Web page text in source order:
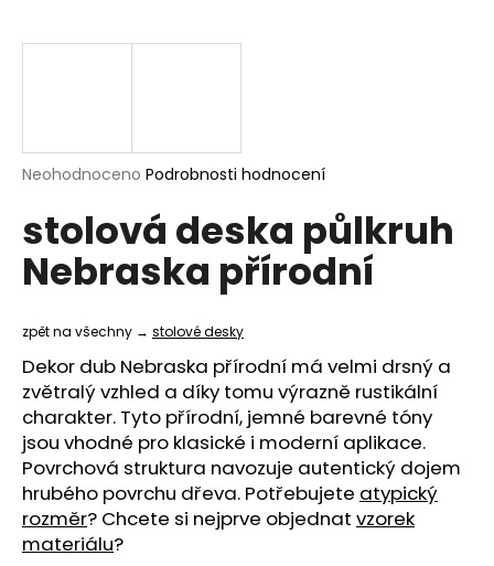
Průměrné
produktu
je
0,0
hvězdiček.
Neohodnoceno Podrobnosti hodnocení
stolová deska půlkruh
Nebraska přírodní
zpět na všechny → stolové desky
Dekor dub Nebraska přírodní má velmi drsný a
zvětralý vzhled a díky tomu výrazně rustikální
charakter. Tyto přírodní, jemné barevné tóny
jsou vhodné pro klasické i moderní aplikace.
Povrchová struktura navozuje autentický dojem
hrubého povrchu dřeva. Potřebujete atypický
rozměr? Chcete si nejprve objednat vzorek
materiálu?
j
?
HLEDAT
o
p
o
r
u
č
u
j